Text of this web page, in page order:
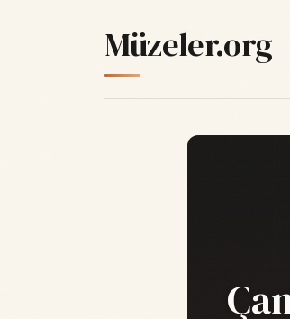
Müzeler.org